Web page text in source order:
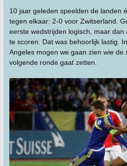
10 jaar geleden speelden de landen
tegen elkaar: 2-0 voor Zwitserland.
eerste wedstrijden logisch, maar dan
te scoren. Dat was behoorlijk lastig.
Angeles mogen we gaan zien wie de
volgende ronde gaat zetten.